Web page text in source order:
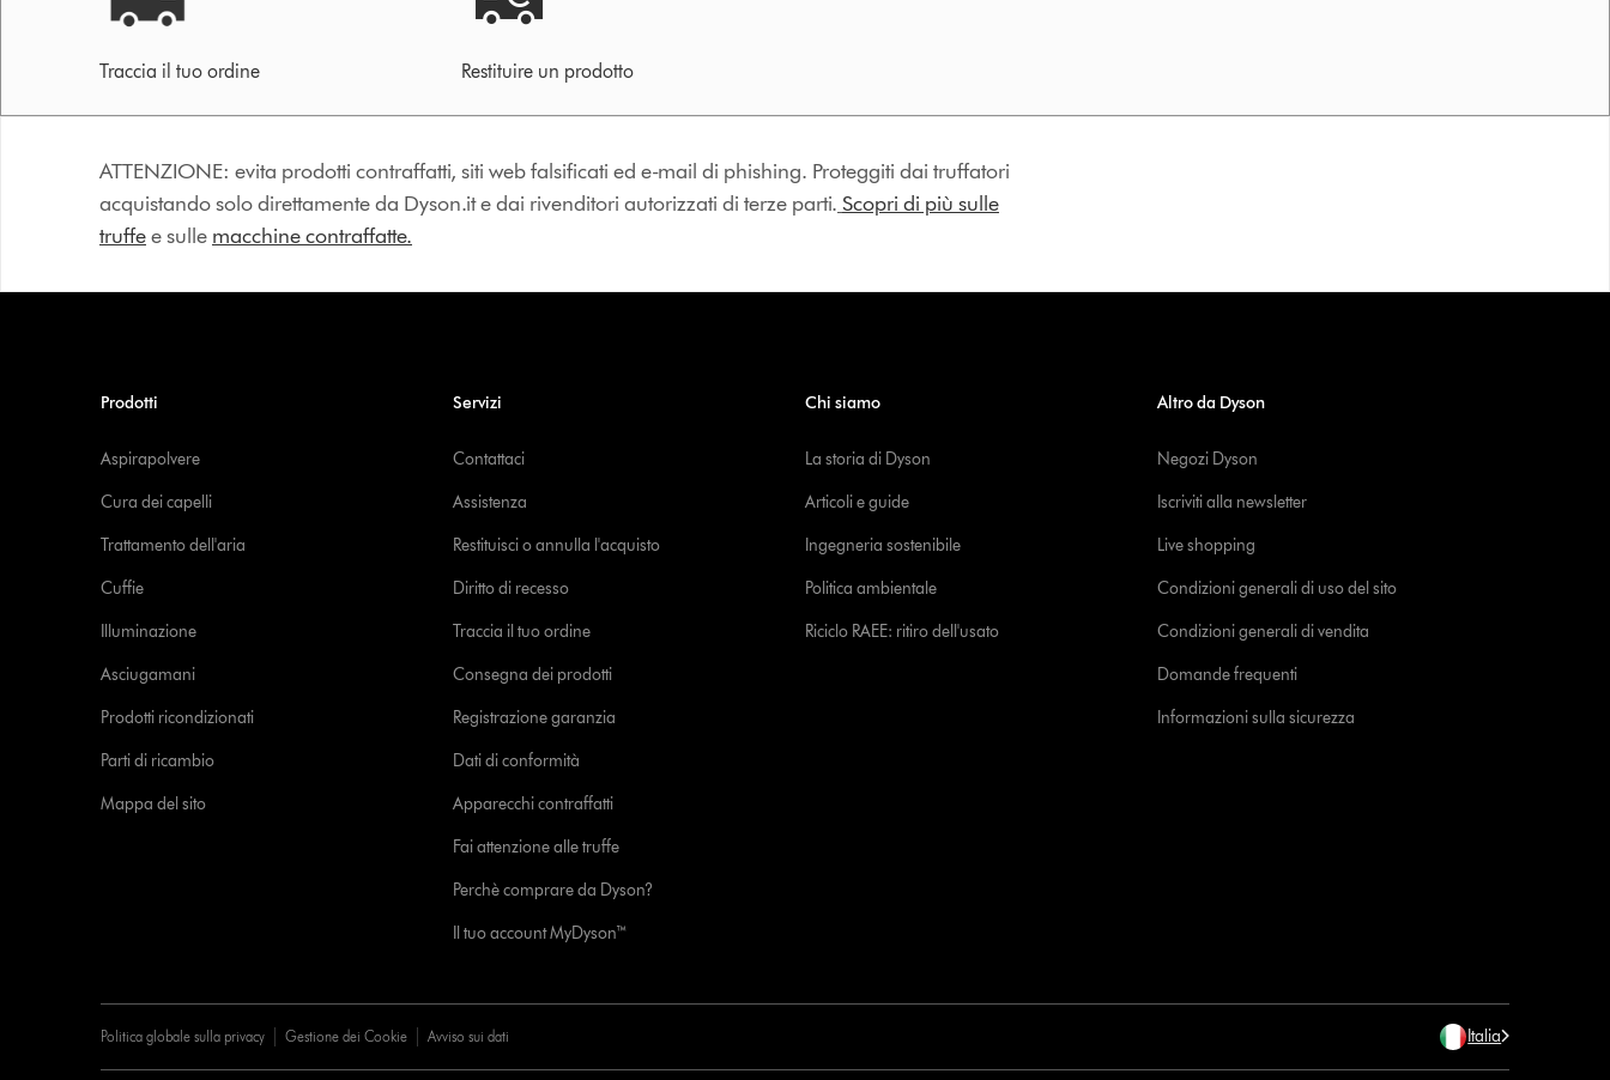
Traccia il tuo ordine Restituire un prodotto
ATTENZIONE: evita prodotti contraffatti, siti web falsificati ed e-mail di phishing. Proteggiti dai truffatori
acquistando solo direttamente da Dyson.it e dai rivenditori autorizzati di terze parti. Scopri di più sulle
truffee sulle macchine contraffatte.
Prodotti
Aspirapolvere
Cura dei capelli
Trattamento dell'aria
Cuffie
Illuminazione
Asciugamani
Prodotti ricondizionati
Parti di ricambio
Mappa del sito
Servizi
Contattaci
Assistenza
Restituisci o annulla l'acquisto
Diritto di recesso
Traccia il tuo ordine
Consegna dei prodotti
Registrazione garanzia
Dati di conformità
Apparecchi contraffatti
Fai attenzione alle truffe
Perchè comprare da Dyson?
Il tuo account MyDyson™
Chi siamo
La storia di Dyson
Articoli e guide
Ingegneria sostenibile
Politica ambientale
Riciclo RAEE: ritiro dell'usato
Altro da Dyson
Negozi Dyson
Iscriviti alla newsletter
Live shopping
Condizioni generali di uso del sito
Condizioni generali di vendita
Domande frequenti
Informazioni sulla sicurezza
Politica globale sulla privacy Gestione dei Cookie Avviso sui dati Italia